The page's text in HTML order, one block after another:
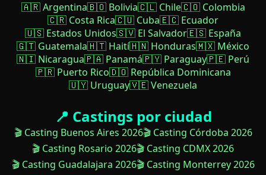
🇦🇷 Argentina🇧🇴 Bolivia🇨🇱 Chile🇨🇴 Colombia
🇨🇷 Costa Rica🇨🇺 Cuba🇪🇨 Ecuador
🇺🇸 Estados Unidos🇸🇻 El Salvador🇪🇸 España
🇬🇹 Guatemala🇭🇹 Haití🇭🇳 Honduras🇲🇽 México
🇳🇮 Nicaragua🇵🇦 Panamá🇵🇾 Paraguay🇵🇪 Perú
🇵🇷 Puerto Rico🇩🇴 República Dominicana
🇺🇾 Uruguay🇻🇪 Venezuela
📍 Castings por ciudad
🎬 Casting Buenos Aires 2026🎬 Casting Córdoba 2026
🎬 Casting Rosario 2026🎬 Casting CDMX 2026
🎬 Casting Guadalajara 2026🎬 Casting Monterrey 2026